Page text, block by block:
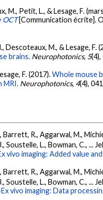
M., Petit, L., & Lesage, F.
OCT [Communication écrite].
Descoteaux, M., & Lesage, F.
brains. Neurophotonics, 5
F. (2017).Whole mouse
MRI. Neurophotonics, 4(4),
R., Aggarwal, M.,
Soustelle, L., Bowman, C., ...
imaging: Added value
R., Aggarwal, M.,
Soustelle, L., Bowman, C., ...
vivo imaging: Data